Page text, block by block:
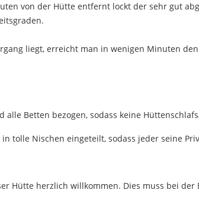
von der Hütte entfernt lockt der sehr gut
liegt, erreicht man in wenigen Minuten
alle Betten bezogen, sodass keine
tolle Nischen eingeteilt, sodass jeder seine
Hütte herzlich willkommen. Dies muss bei der